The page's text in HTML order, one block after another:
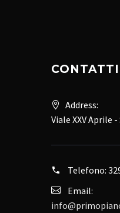
CONTATTI
Address:
Viale XXV Aprile
Telefono:
Email: